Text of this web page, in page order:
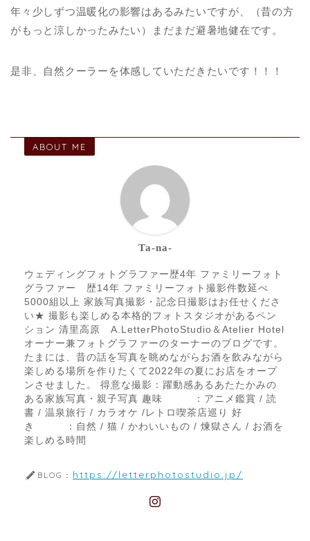
年々少しずつ温暖化の影響はあるみたいですが、（昔の方
がもっと涼しかったみたい）まだまだ避暑地健在です。
是非、自然クーラーを体感していただきたいです！！！
ABOUT ME
Ta-na-
ウェディングフォトグラファー歴4年 ファミリーフォト
グラファー 歴14年 ファミリーフォト撮影件数延べ
5000組以上 家族写真撮影・記念日撮影はお任せくださ
い★ 撮影も楽しめる本格的フォトスタジオがあるペン
ション 清里高原 A.LetterPhotoStudio＆Atelier Hotel
オーナー兼フォトグラファーのターナーのブログです。
たまには、昔の話を写真を眺めながらお酒を飲みながら
楽しめる場所を作りたくて2022年の夏にお店をオープ
ンさせました。 得意な撮影：躍動感あるあたたかみの
ある家族写真・親子写真 趣味 ：アニメ鑑賞 / 読
書 / 温泉旅行 / カラオケ /レトロ喫茶店巡り 好
き ：自然 / 猫 / かわいいもの / 煉獄さん / お酒を
楽しめる時間
BLOG： https://letterphotostudio.jp/